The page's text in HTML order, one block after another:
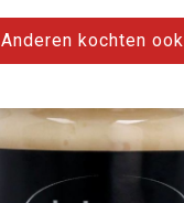
Anderen kochten ook